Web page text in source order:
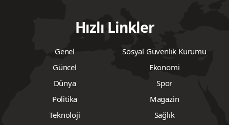
Hızlı Linkler
Genel
Sosyal Güvenlik Kurumu
Güncel
Ekonomi
Dünya
Spor
Politika
Magazin
Teknoloji
Sağlık